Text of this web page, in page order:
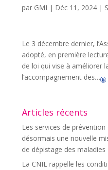
par GMI | Déc 11, 2024|
Le 3 décembre dernier,
adopté, en première
de loi qui vise à améliorer
l’accompagnement des…
Articles récents
Les services de
désormais une nouvelle
de dépistage des
La CNIL rappelle les